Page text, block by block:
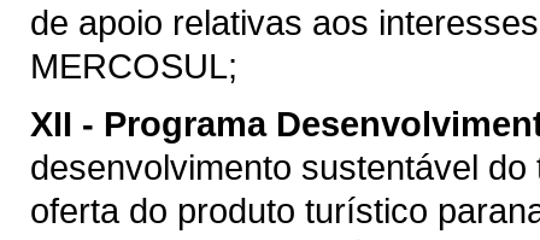
de apoio relativas aos
MERCOSUL;
XII - Programa
desenvolvimento sustentável
oferta do produto turístico